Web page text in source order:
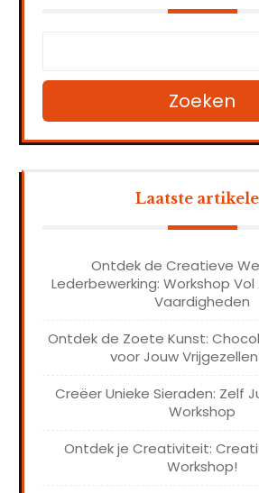
Zoeken
Laatste
Ontdek de Creatieve
Lederbewerking: Workshop
Vaardigheden
Ontdek de Zoete Kunst:
voor Jouw
Creëer Unieke Sieraden: Zelf
Workshop
Ontdek je Creativiteit:
Workshop!